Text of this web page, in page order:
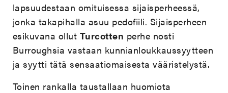
lapsuudestaan omituisessa sijaisperheessä,
jonka takapihalla asuu pedofiili. Sijaisperheen
esikuvana ollut Turcotten perhe nosti
Burroughsia vastaan kunnianloukkaussyytteen
ja syytti tätä sensaatiomaisesta vääristelystä.
Toinen rankalla taustallaan huomiota